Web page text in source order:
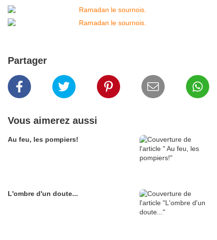
Partager
Vous aimerez aussi
Au feu, les pompiers!
L'ombre d'un doute...